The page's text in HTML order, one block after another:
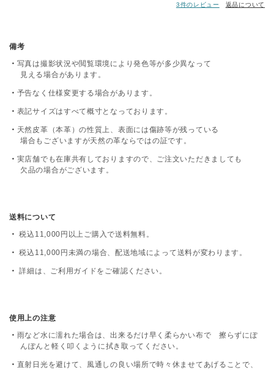
3件のレビュー 返品について
備考
写真は撮影状況や閲覧環境により発色等が多少異なって
見える場合があります。
予告なく仕様変更する場合があります。
表記サイズはすべて概寸となっております。
天然皮革（本革）の性質上、表面には傷跡等が残っている
場合もございますが天然の革ならではの証です。
実店舗でも在庫共有しておりますので、ご注文いただきましても
欠品の場合がございます。
送料について
税込11,000円以上ご購入で送料無料。
税込11,000円未満の場合、配送地域によって送料が変わります。
詳細は、 ご利用ガイドをご確認ください。
使用上の注意
雨など水に濡れた場合は、出来るだけ早く柔らかい布で 擦らずにぽ
んぽんと軽く叩くように拭き取ってください。
直射日光を避けて、風通しの良い場所で時々休ませてあげることで、